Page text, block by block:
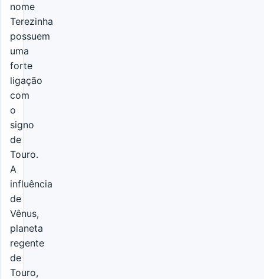
nome
Terezinha
possuem
uma
forte
ligação
com
o
signo
de
Touro.
A
influência
de
Vênus,
planeta
regente
de
Touro,